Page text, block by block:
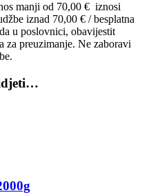
manji od 70,00 € iznosi
iznad 70,00 € / besplatna
u poslovnici, obavijestit
za preuzimanje. Ne zaboravi